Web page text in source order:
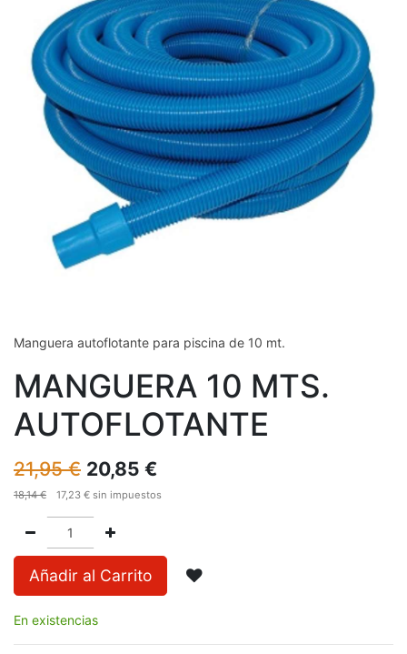
Manguera autoflotante para piscina de 10 mt.
MANGUERA 10 MTS.
AUTOFLOTANTE
21,95€ 20,85 €
18,14€ 17,23 € sin impuestos
Añadir al Carrito
En existencias